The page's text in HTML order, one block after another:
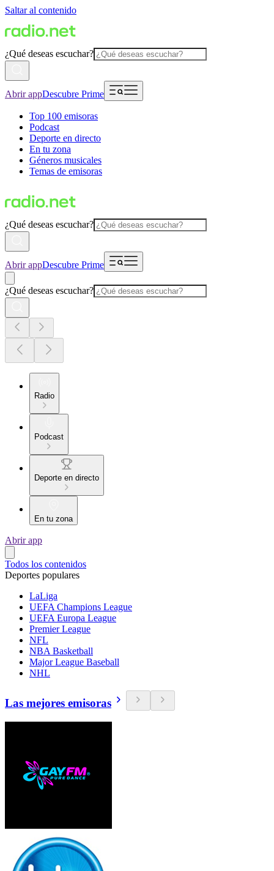
Saltar al contenido
¿Qué deseas escuchar?
Abrir appDescubre Prime
Top 100 emisoras
Podcast
Deporte en directo
En tu zona
Géneros musicales
Temas de emisoras
¿Qué deseas escuchar?
Abrir appDescubre Prime
¿Qué deseas escuchar?
Radio
Podcast
Deporte en directo
En tu zona
Abrir app
Todos los contenidos
Deportes populares
LaLiga
UEFA Champions League
UEFA Europa League
Premier League
NFL
NBA Basketball
Major League Baseball
NHL
Las mejores emisoras